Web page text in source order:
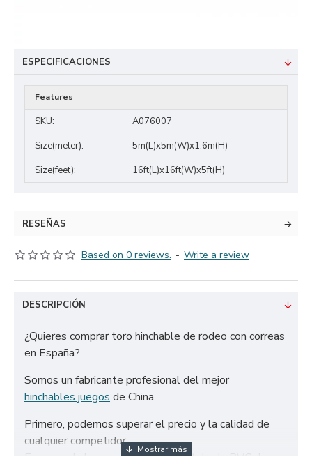
ESPECIFICACIONES
Features
SKU:
A076007
Size(meter):
5m(L)x5m(W)x1.6m(H)
Size(feet):
16ft(L)x16ft(W)x5ft(H)
RESEÑAS
Based on 0 reviews. - Write a review
DESCRIPCIÓN
¿Quieres comprar toro hinchable de rodeo con correas
en España?
Somos un fabricante profesional del mejor
hinchables juegos de China.
Primero, podemos superar el precio y la calidad de
cualquier competidor.
En segundo lugar, solo utilizamos tela de PVC de